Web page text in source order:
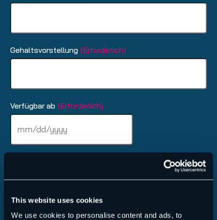
This website uses cookies
We use cookies to personalise content and ads, to
Gehaltsvorstellung (Erforderlich)
Verfügbar ab (Erforderlich)
TT
Schrägstrich
Nachricht an uns